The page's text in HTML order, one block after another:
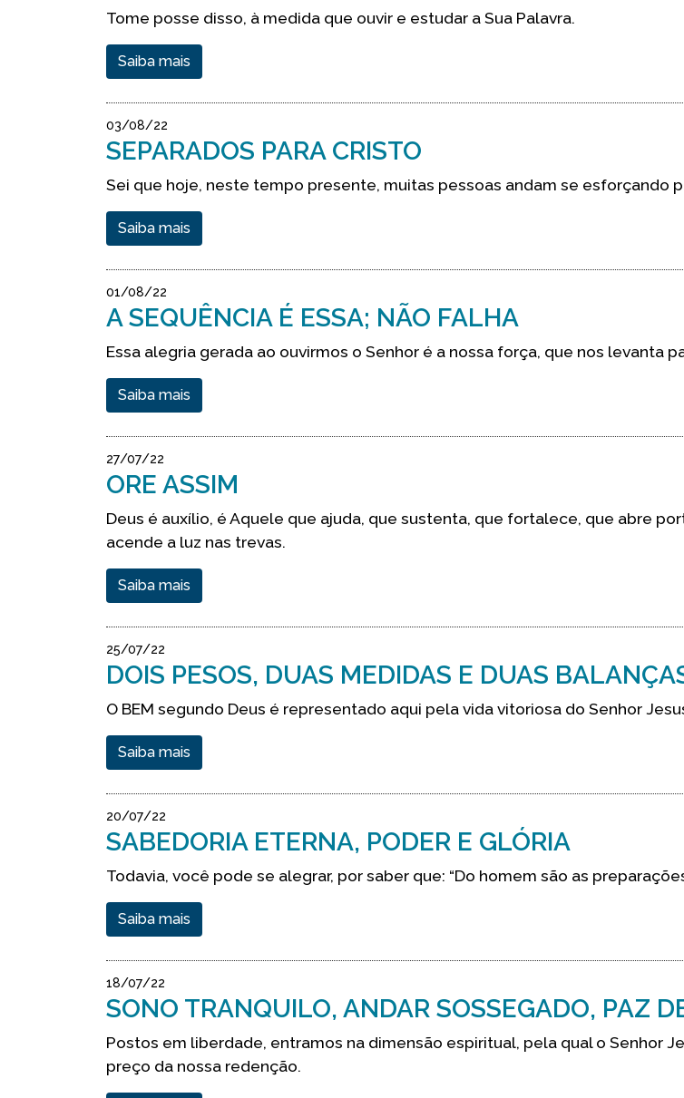
Tome posse disso, à medida que ouvir e estudar a Sua Palavra.
Saiba mais
03/08/22
SEPARADOS PARA CRISTO
Sei que hoje, neste tempo presente, muitas pessoas andam se esforçando
Saiba mais
01/08/22
A SEQUÊNCIA É ESSA; NÃO FALHA
Essa alegria gerada ao ouvirmos o Senhor é a nossa força, que nos levanta
Saiba mais
27/07/22
ORE ASSIM
Deus é auxílio, é Aquele que ajuda, que sustenta, que fortalece, que abre
acende a luz nas trevas.
Saiba mais
25/07/22
DOIS PESOS, DUAS MEDIDAS E DUAS
O BEM segundo Deus é representado aqui pela vida vitoriosa do Senhor
Saiba mais
20/07/22
SABEDORIA ETERNA, PODER E GLÓRIA
Todavia, você pode se alegrar, por saber que: “Do homem são as
Saiba mais
18/07/22
SONO TRANQUILO, ANDAR SOSSEGADO, PAZ
Postos em liberdade, entramos na dimensão espiritual, pela qual o Senhor
preço da nossa redenção.